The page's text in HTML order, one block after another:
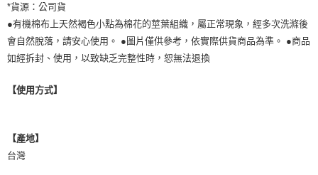
*貨源：公司貨
●有機棉布上天然褐色小點為棉花的莖葉組織，屬正常現象，經多次洗滌後
會自然脫落，請安心使用。 ●圖片僅供參考，依實際供貨商品為準。 ●商品
如經拆封、使用，以致缺乏完整性時，恕無法退換
【使用方式】
【產地】
台灣